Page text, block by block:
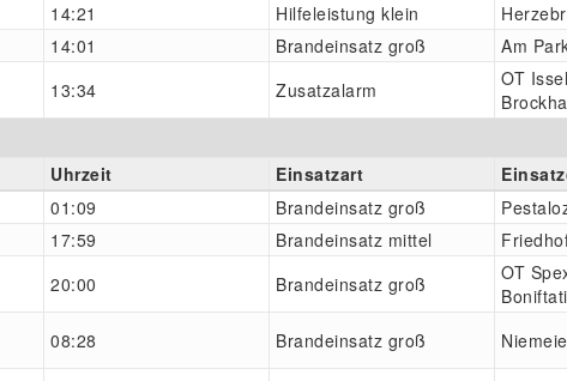
14:21 Hilfeleistung klein
14:01 Brandeinsatz groß Am
13:34 Zusatzalarm
OT
Uhrzeit Einsatzart
01:09 Brandeinsatz groß
17:59 Brandeinsatz mittel
20:00 Brandeinsatz groß
OT
08:28 Brandeinsatz groß